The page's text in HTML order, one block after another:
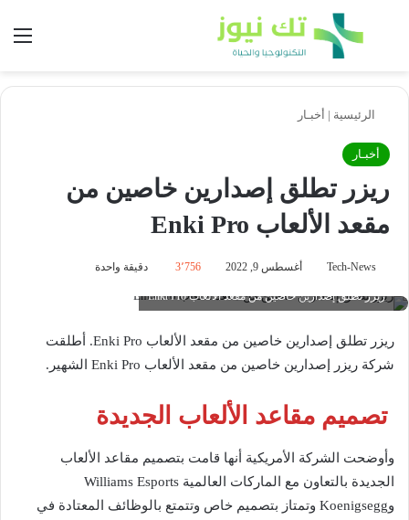
بحث عن
الرئيسية | أخبـار
أخبـار
ريزر تطلق إصدارين خاصين من
مقعد الألعاب Enki Pro
Tech-News أغسطس 9, 2022 3٬756 دقيقة واحدة
ريزر تطلق إصدارين خاصين من مقعد الألعاب Enki Pro
ريزر تطلق إصدارين خاصين من مقعد الألعاب Enki Pro. أطلقت
شركة ريزر إصدارين خاصين من مقعد الألعاب Enki Pro الشهير.
تصميم مقاعد الألعاب الجديدة
وأوضحت الشركة الأمريكية أنها قامت بتصميم مقاعد الألعاب
الجديدة بالتعاون مع الماركات العالمية Williams Esports
وKoenigsegg وتمتاز بتصميم خاص وتتمتع بالوظائف المعتادة في